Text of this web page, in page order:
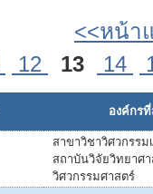
<<หน้า
12 13 14
องค์กร
สาขาวิชาวิศวกรรม
สถาบันวิจัยวิทยาศ
วิศวกรรมศาสตร์